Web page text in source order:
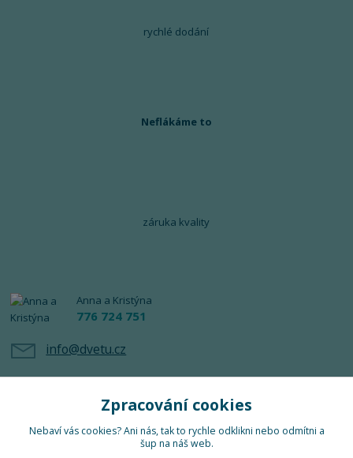
rychlé dodání
Neflákáme to
záruka kvality
Anna a Kristýna
776 724 751
info@dvetu.cz
Zpracování cookies
Nebaví vás cookies? Ani nás, tak to rychle odklikni nebo odmítni a
šup na náš web.